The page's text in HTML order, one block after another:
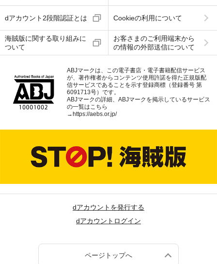
dアカウント2段階認証とは Cookieの利用について
海賊版に関する取り組みに
ついて
お客さまのご利用端末から
の情報の外部送信について
ABJマークは、この電子書店・電子書籍配信サービス
が、著作権者からコンテンツ使用許諾を得た正規版配
信サービスであることを示す登録商標（登録番号 第
6091713号）です。
ABJマークの詳細、ABJマークを掲示しているサービス
の一覧はこちら
→ https://aebs.or.jp/
dアカウントを発行する
dアカウントログイン
ページトップへ